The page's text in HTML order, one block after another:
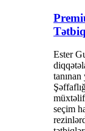
Ester
seçim